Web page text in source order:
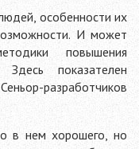
особенности их
И может
повышения
Здесь показателен
разработчиков
в нем хорошего, но